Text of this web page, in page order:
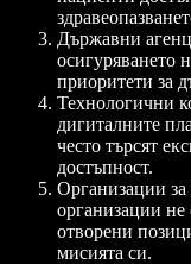
Държавни
осигуряването
приоритети за
Технологични
дигиталните
често търсят
достъпност.
Организации
организации не
отворени
мисията си.